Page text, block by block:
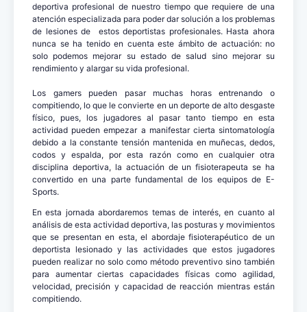
deportiva profesional de nuestro tiempo que requiere de una
atención especializada para poder dar solución a los problemas
de lesiones de estos deportistas profesionales. Hasta ahora
nunca se ha tenido en cuenta este ámbito de actuación: no
solo podemos mejorar su estado de salud sino mejorar su
rendimiento y alargar su vida profesional.
Los gamers pueden pasar muchas horas entrenando o
compitiendo, lo que le convierte en un deporte de alto desgaste
físico, pues, los jugadores al pasar tanto tiempo en esta
actividad pueden empezar a manifestar cierta sintomatología
debido a la constante tensión mantenida en muñecas, dedos,
codos y espalda, por esta razón como en cualquier otra
disciplina deportiva, la actuación de un fisioterapeuta se ha
convertido en una parte fundamental de los equipos de E-
Sports.
En esta jornada abordaremos temas de interés, en cuanto al
análisis de esta actividad deportiva, las posturas y movimientos
que se presentan en esta, el abordaje fisioterapéutico de un
deportista lesionado y las actividades que estos jugadores
pueden realizar no solo como método preventivo sino también
para aumentar ciertas capacidades físicas como agilidad,
velocidad, precisión y capacidad de reacción mientras están
compitiendo.